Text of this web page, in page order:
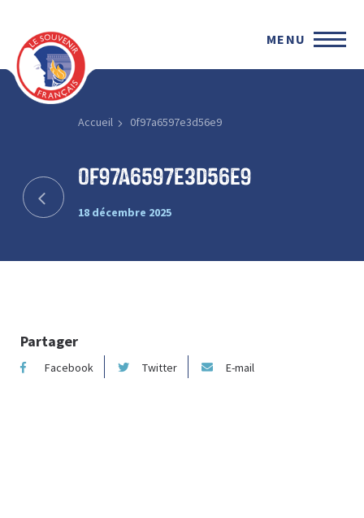
MENU
Accueil 0f97a6597e3d56e9
0f97a6597e3d56e9
18 décembre 2025
Partager
Facebook Twitter E-mail